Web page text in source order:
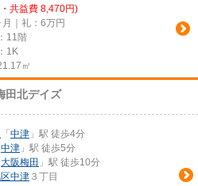
共益費 8,470円)
月｜礼：6万円
11階
1K
㎡
田北デイズ
「 中津 」駅 徒歩4分
中津 」駅 徒歩5分
大阪梅田 」駅 徒歩10分
中津 ３丁目